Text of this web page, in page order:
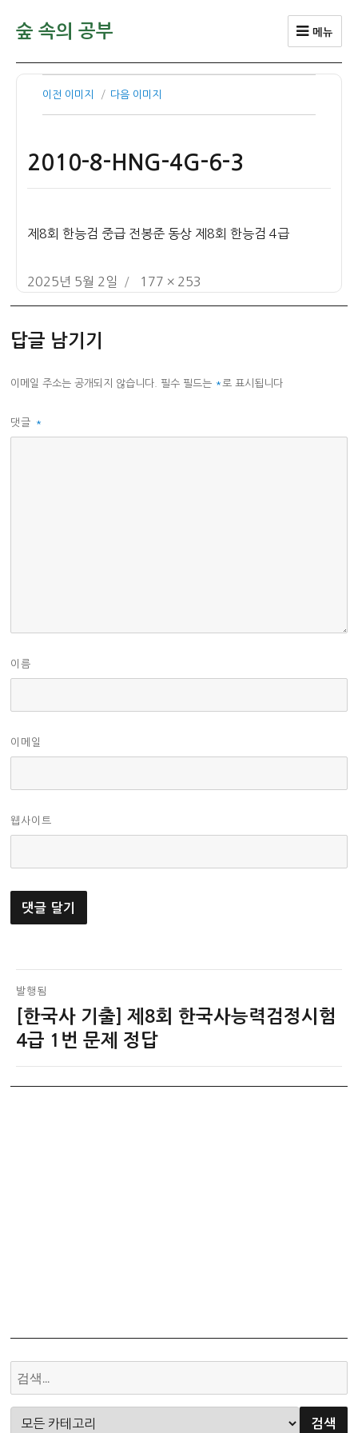
숲 속의 공부 메뉴
이전 이미지 다음 이미지
2010-8-HNG-4G-6-3
제8회 한능검 중급 전봉준 동상 제8회 한능검 4급
작
자
2025년 5월 2일
전
177 × 253
답글 남기기
이메일 주소는 공개되지 않습니다. 필수 필드는 *로 표시됩니다
댓글 *
이름
이메일
웹사이트
글
탐
색
발행됨
[한국사 기출] 제8회 한국사능력검정시험
4급 1번 문제 정답